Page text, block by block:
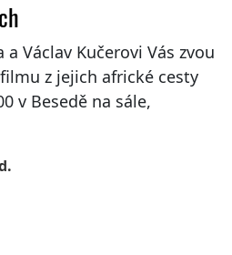
Václav Kučerovi Vás zvou
z jejich africké cesty
v Besedě na sále,